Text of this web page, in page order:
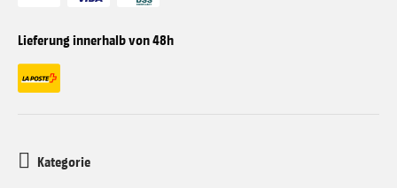
Lieferung innerhalb von 48h
Kategorie